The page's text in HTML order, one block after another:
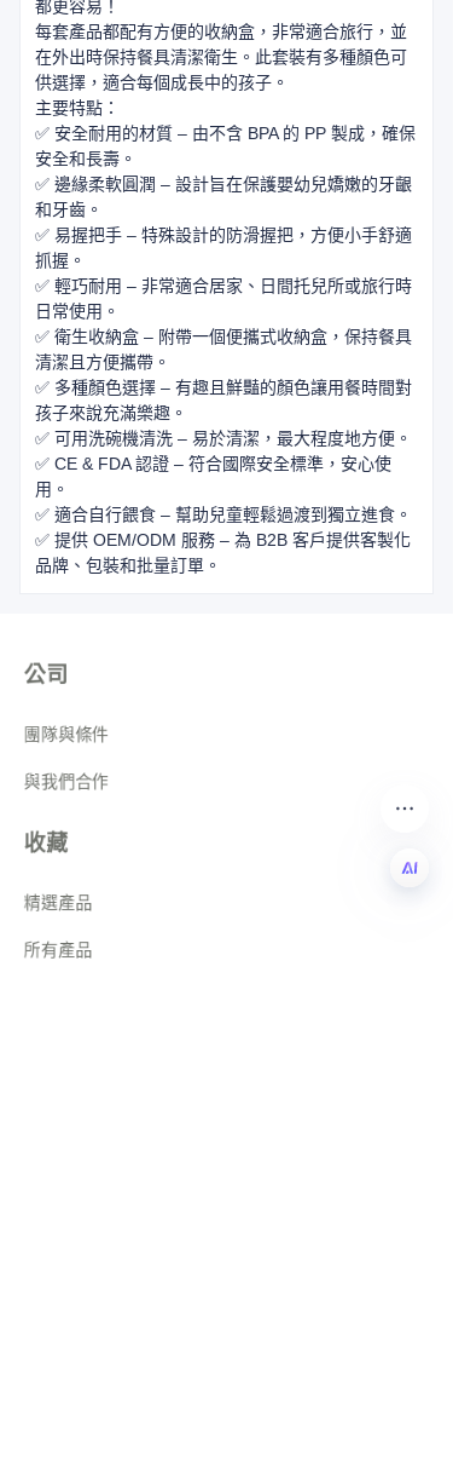
都更容易！
每套產品都配有方便的收納盒，非常適合旅行，並
在外出時保持餐具清潔衛生。此套裝有多種顏色可
供選擇，適合每個成長中的孩子。
主要特點：
✅ 安全耐用的材質 – 由不含 BPA 的 PP 製成，確保
安全和長壽。
✅ 邊緣柔軟圓潤 – 設計旨在保護嬰幼兒嬌嫩的牙齦
和牙齒。
✅ 易握把手 – 特殊設計的防滑握把，方便小手舒適
抓握。
✅ 輕巧耐用 – 非常適合居家、日間托兒所或旅行時
日常使用。
✅ 衛生收納盒 – 附帶一個便攜式收納盒，保持餐具
清潔且方便攜帶。
✅ 多種顏色選擇 – 有趣且鮮豔的顏色讓用餐時間對
孩子來說充滿樂趣。
✅ 可用洗碗機清洗 – 易於清潔，最大程度地方便。
✅ CE & FDA 認證 – 符合國際安全標準，安心使
用。
✅ 適合自行餵食 – 幫助兒童輕鬆過渡到獨立進食。
✅ 提供 OEM/ODM 服務 – 為 B2B 客戶提供客製化
品牌、包裝和批量訂單。
公司
團隊與條件
與我們合作
收藏
精選產品
所有產品